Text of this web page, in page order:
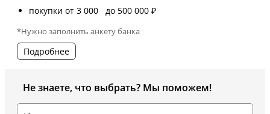
покупки от 3 000 до 500 000 ₽
*Нужно заполнить анкету банка
Подробнее
Не знаете, что выбрать? Мы поможем!